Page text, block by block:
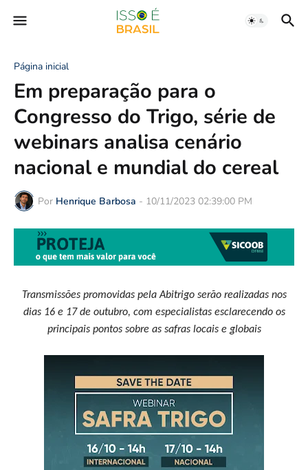
Página inicial
Em preparação para o
Congresso do Trigo, série de
webinars analisa cenário
nacional e mundial do cereal
Por Henrique Barbosa - 10/11/2023 02:39:00 PM
Transmissões promovidas pela Abitrigo serão realizadas nos
dias 16 e 17 de outubro, com especialistas esclarecendo os
principais pontos sobre as safras locais e globais